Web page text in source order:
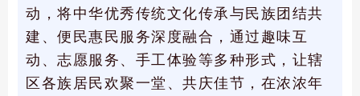
动，将中华优秀传统文化传承与民族团结共
建、便民惠民服务深度融合，通过趣味互
动、志愿服务、手工体验等多种形式，让辖
区各族居民欢聚一堂、共庆佳节，在浓浓年